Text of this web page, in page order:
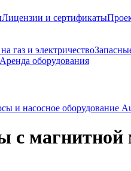
Лицензии и сертификаты
газ и электричество
Аренда оборудования
и насосное оборудование
с